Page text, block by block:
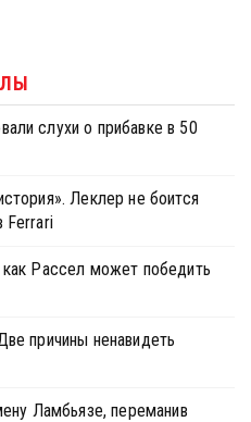
слухи о прибавке в 50
Леклер не боится
Ferrari
Рассел может победить
причины ненавидеть
Ламбьязе, переманив